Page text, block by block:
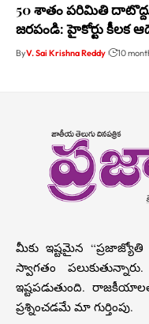
50 శాతం పరిమితి
జరపండి: హైకోర్టు కీలక
ByV. Sai Krishna Reddy 10
మీకు ఇష్టమైన “ప్రజాజ్యోతి
స్వాగతం
ఇష్టపడుతుంది.
ప్రశ్నించడమే మా గుర్తింపు.